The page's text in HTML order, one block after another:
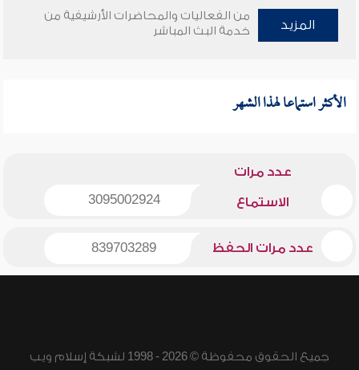
المزيد
من الفعاليات والمحاضرات الأرشيفية من
خدمة البث المباشر
الأكثر استماعا لهذا الشهر
عدد مرات
الاستماع 3095002924
عدد مرات الحفظ 839703289
جميع الحقوق محفوظة © 2026 - 1998 لشبكة إسلام ويب